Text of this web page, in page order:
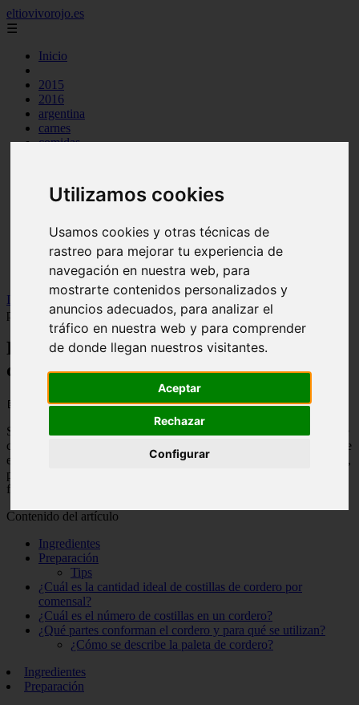
Utilizamos cookies
Usamos cookies y otras técnicas de
rastreo para mejorar tu experiencia de
navegación en nuestra web, para
mostrarte contenidos personalizados y
anuncios adecuados, para analizar el
tráfico en nuestra web y para comprender
de donde llegan nuestros visitantes.
Aceptar
Rechazar
Configurar
eltiovivorojo.es
☰
Inicio
2015
2016
argentina
carnes
comidas
mariscos
otros
producto
venezuela
verduras
Inicio
recetas >
Deliciosas costillas de cordero al horno con
patatas
Deliciosas costillas de cordero al horno
con patatas
📅 21/05/2025
Si eres un amante de la comida sabrosa y deliciosa, estas costillas de
cordero al horno con patatas son perfectas para ti. En este artículo, te
enseñaremos cómo preparar este platillo de manera sencilla y rápida,
para que puedas disfrutar de una deliciosa cena en casa con tu
familia o amigos.
Contenido del artículo
Ingredientes
Preparación
Tips
¿Cuál es la cantidad ideal de costillas de cordero por
comensal?
¿Cuál es el número de costillas en un cordero?
¿Qué partes conforman el cordero y para qué se utilizan?
¿Cómo se describe la paleta de cordero?
Ingredientes
Preparación